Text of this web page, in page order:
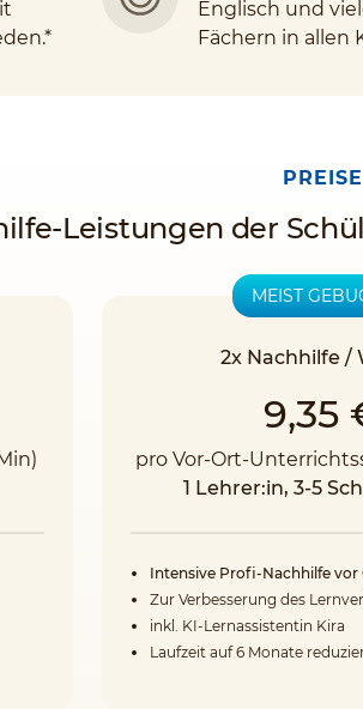
Englisch und
Fächern in allen
PREISE
Leistungen der
MEIST
2x Nachhilfe /
9,35
pro Vor-Ort-
1 Lehrer:in, 3-5
Intensive Profi-Nachhilfe vor
Zur Verbesserung des
inkl. KI-Lernassistentin Kira
Laufzeit auf 6 Monate